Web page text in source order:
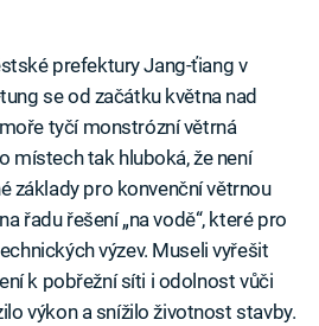
prefektury Jang-ťiang v
se od začátku května nad
tyčí monstrózní větrná
místech tak hluboká, že není
základy pro konvenční větrnou
řadu řešení „na vodě“, které pro
výzev. Museli vyřešit
k pobřežní síti i odolnost vůči
výkon a snížilo životnost stavby.